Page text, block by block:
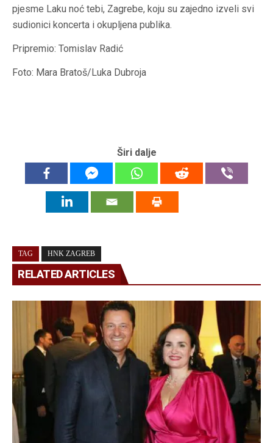
pjesme Laku noć tebi, Zagrebe, koju su zajedno izveli svi
sudionici koncerta i okupljena publika.
Pripremio: Tomislav Radić
Foto: Mara Bratoš/Luka Dubroja
Širi dalje
TAG HNK ZAGREB
RELATED ARTICLES